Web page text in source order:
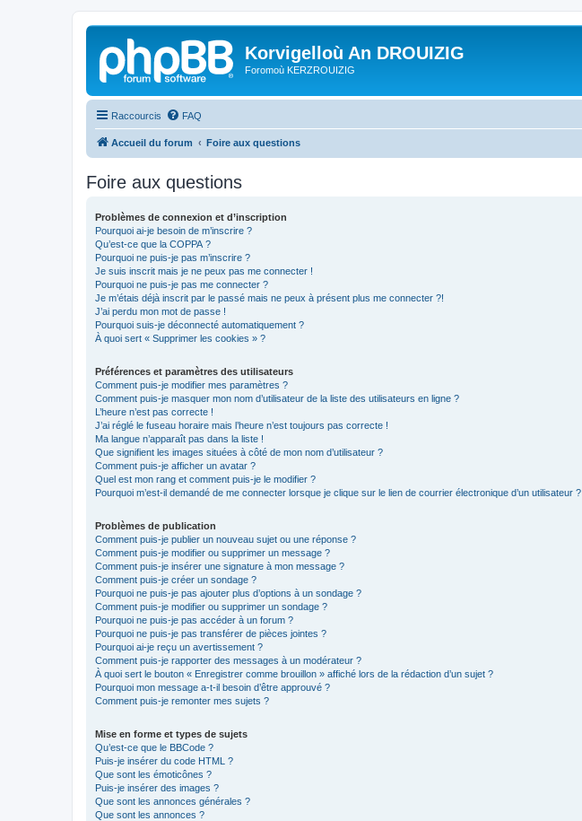
Korvigelloù An DROUIZIG
Foromoù KERZROUIZIG
Raccourcis FAQ
Accueil du forum Foire aux questions
Foire aux questions
Problèmes de connexion et d’inscription
Pourquoi ai-je besoin de m’inscrire ?
Qu’est-ce que la COPPA ?
Pourquoi ne puis-je pas m’inscrire ?
Je suis inscrit mais je ne peux pas me connecter !
Pourquoi ne puis-je pas me connecter ?
Je m’étais déjà inscrit par le passé mais ne peux à présent plus me connecter ?!
J’ai perdu mon mot de passe !
Pourquoi suis-je déconnecté automatiquement ?
À quoi sert « Supprimer les cookies » ?
Préférences et paramètres des utilisateurs
Comment puis-je modifier mes paramètres ?
Comment puis-je masquer mon nom d’utilisateur de la liste des utilisateurs en ligne ?
L’heure n’est pas correcte !
J’ai réglé le fuseau horaire mais l’heure n’est toujours pas correcte !
Ma langue n’apparaît pas dans la liste !
Que signifient les images situées à côté de mon nom d’utilisateur ?
Comment puis-je afficher un avatar ?
Quel est mon rang et comment puis-je le modifier ?
Pourquoi m’est-il demandé de me connecter lorsque je clique sur le lien de courrier électronique d’un utilisateur ?
Problèmes de publication
Comment puis-je publier un nouveau sujet ou une réponse ?
Comment puis-je modifier ou supprimer un message ?
Comment puis-je insérer une signature à mon message ?
Comment puis-je créer un sondage ?
Pourquoi ne puis-je pas ajouter plus d’options à un sondage ?
Comment puis-je modifier ou supprimer un sondage ?
Pourquoi ne puis-je pas accéder à un forum ?
Pourquoi ne puis-je pas transférer de pièces jointes ?
Pourquoi ai-je reçu un avertissement ?
Comment puis-je rapporter des messages à un modérateur ?
À quoi sert le bouton « Enregistrer comme brouillon » affiché lors de la rédaction d’un sujet ?
Pourquoi mon message a-t-il besoin d’être approuvé ?
Comment puis-je remonter mes sujets ?
Mise en forme et types de sujets
Qu’est-ce que le BBCode ?
Puis-je insérer du code HTML ?
Que sont les émoticônes ?
Puis-je insérer des images ?
Que sont les annonces générales ?
Que sont les annonces ?